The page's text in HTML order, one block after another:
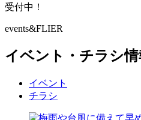
受付中！
events&FLIER
イベント・チラシ
イベント
チラシ